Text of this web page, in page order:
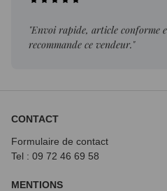
"Envoi rapide, article conforme
recommande ce vendeur."
CONTACT
Formulaire de contact
Tel : 09 72 46 69 58
MENTIONS